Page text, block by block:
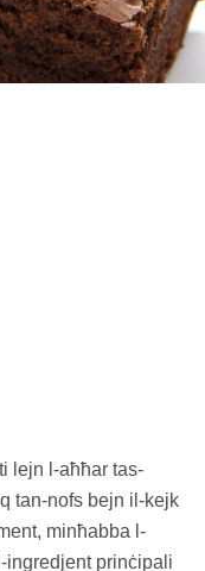
lejn l-aħħar tas-
tan-nofs bejn il-kejk
minħabba l-
ingredjent prinċipali